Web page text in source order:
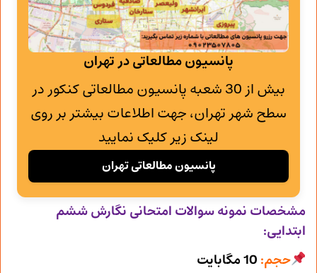
پانسیون مطالعاتی در تهران
بیش از 30 شعبه پانسیون مطالعاتی کنکور در
سطح شهر تهران، جهت اطلاعات بیشتر بر روی
لینک زیر کلیک نمایید
پانسیون مطالعاتی تهران
مشخصات نمونه سوالات امتحانی نگارش ششم
ابتدایی:
حجم: 10 مگابایت